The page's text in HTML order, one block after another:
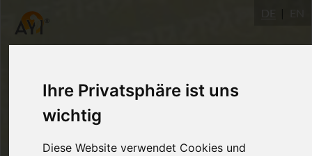
Ihre Privatsphäre ist uns
wichtig
Diese Website verwendet Cookies und